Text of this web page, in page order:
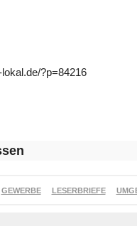
?p=84216
GEWERBE LESERBRIEFE